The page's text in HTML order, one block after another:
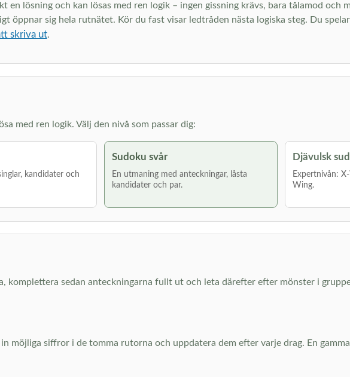
en lösning och kan lösas med ren logik – ingen gissning krävs, bara tålamod och
öppnar sig hela rutnätet. Kör du fast visar ledtråden nästa logiska steg. Du
skriva ut.
med ren logik. Välj den nivå som passar dig:
kandidater och
Sudoku svår
En utmaning med anteckningar, låsta
kandidater och par.
Djävulsk
Expertnivån:
Wing.
komplettera sedan anteckningarna fullt ut och leta därefter efter mönster i
möjliga siffror i de tomma rutorna och uppdatera dem efter varje drag. En